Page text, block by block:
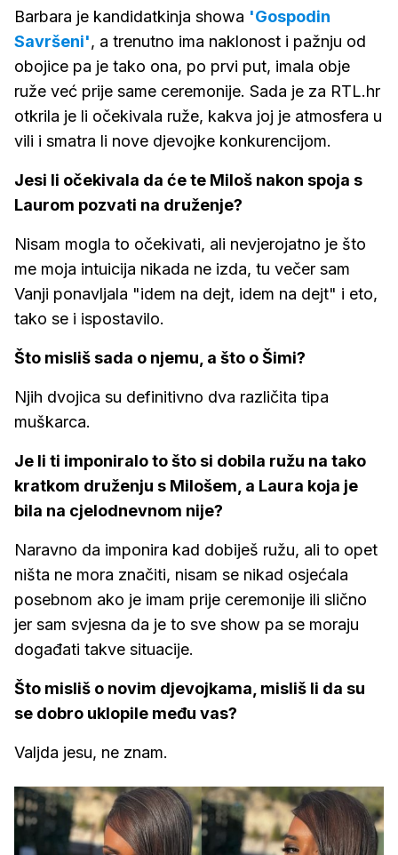
Time
Barbara je kandidatkinja showa 'Gospodin
Savršeni', a trenutno ima naklonost i pažnju od
obojice pa je tako ona, po prvi put, imala obje
ruže već prije same ceremonije. Sada je za RTL.hr
otkrila je li očekivala ruže, kakva joj je atmosfera u
vili i smatra li nove djevojke konkurencijom.
Jesi li očekivala da će te Miloš nakon spoja s
Laurom pozvati na druženje?
Nisam mogla to očekivati, ali nevjerojatno je što
me moja intuicija nikada ne izda, tu večer sam
Vanji ponavljala "idem na dejt, idem na dejt" i eto,
tako se i ispostavilo.
Što misliš sada o njemu, a što o Šimi?
Njih dvojica su definitivno dva različita tipa
muškarca.
Je li ti imponiralo to što si dobila ružu na tako
kratkom druženju s Milošem, a Laura koja je
bila na cjelodnevnom nije?
Naravno da imponira kad dobiješ ružu, ali to opet
ništa ne mora značiti, nisam se nikad osjećala
posebnom ako je imam prije ceremonije ili slično
jer sam svjesna da je to sve show pa se moraju
događati takve situacije.
Što misliš o novim djevojkama, misliš li da su
se dobro uklopile među vas?
Valjda jesu, ne znam.